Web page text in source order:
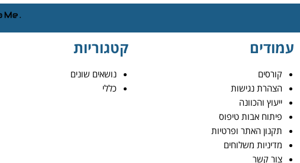
עמודים
קורסים
הצהרת נגישות
ייעוץ והכוונה
פיתוח אבות טיפוס
תקנון האתר ופרטיות
מדיניות משלוחים
צור קשר
קטגוריות
נושאים שונים
כללי